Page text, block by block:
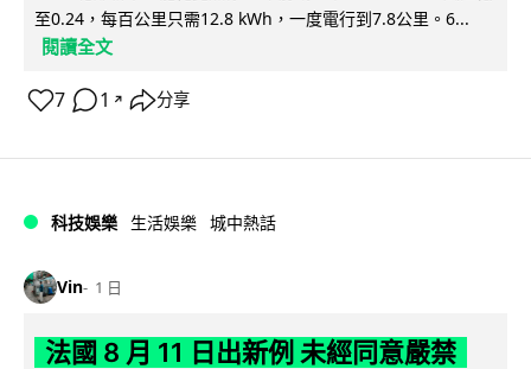
至0.24，每百公里只需12.8 kWh，一度電行到7.8公里。6...
閱讀全文
7 1 ↗ 分享
科技娛樂 生活娛樂 城中熱話
Vin 1 日
法國 8 月 11 日出新例 未經同意嚴禁